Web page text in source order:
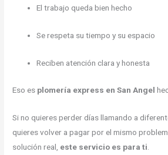
El trabajo queda bien hecho
Se respeta su tiempo y su espacio
Reciben atención clara y honesta
Eso es plomería express en San Angel
Si no quieres perder días llamando a
quieres volver a pagar por el mismo
solución real, este servicio es para ti.